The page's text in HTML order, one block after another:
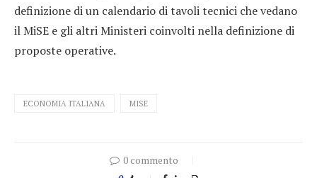
definizione di un calendario di tavoli tecnici che vedano
il MiSE e gli altri Ministeri coinvolti nella definizione di
proposte operative.
ECONOMIA ITALIANA MISE
0 commento